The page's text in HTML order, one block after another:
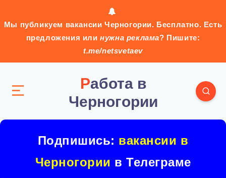
Мы публикуем вакансии Черногории. Бесплатно. Есть
предложения илинужна реклама? Пишите:
t.me/netsvetaev
Работа в
Черногории
Подпишись: вакансии в
Черногории в Телеграме